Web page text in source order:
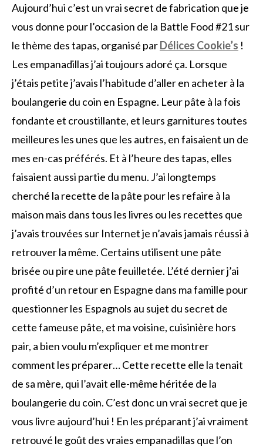
Aujourd’hui c’est un vrai secret de fabrication que je
vous donne pour l’occasion de la Battle Food #21 sur
le thème des tapas, organisé parDélices Cookie’s !
Les empanadillas j’ai toujours adoré ça. Lorsque
j’étais petite j’avais l’habitude d’aller en acheter à la
boulangerie du coin en Espagne. Leur pâte à la fois
fondante et croustillante, et leurs garnitures toutes
meilleures les unes que les autres, en faisaient un de
mes en-cas préférés. Et à l’heure des tapas, elles
faisaient aussi partie du menu. J’ai longtemps
cherché la recette de la pâte pour les refaire à la
maison mais dans tous les livres ou les recettes que
j’avais trouvées sur Internet je n’avais jamais réussi à
retrouver la même. Certains utilisent une pâte
brisée ou pire une pâte feuilletée. L’été dernier j’ai
profité d’un retour en Espagne dans ma famille pour
questionner les Espagnols au sujet du secret de
cette fameuse pâte, et ma voisine, cuisinière hors
pair, a bien voulu m’expliquer et me montrer
comment les préparer… Cette recette elle la tenait
de sa mère, qui l’avait elle-même héritée de la
boulangerie du coin. C’est donc un vrai secret que je
vous livre aujourd’hui ! En les préparant j’ai vraiment
retrouvé le goût des vraies empanadillas que l’on